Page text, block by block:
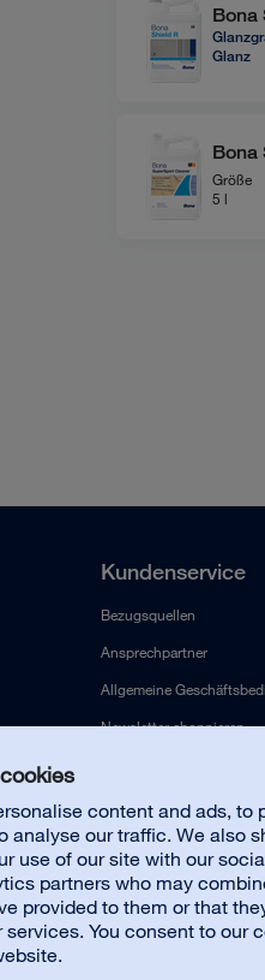
content and ads, to
analyse our traffic. We also
use of our site with our
partners who may
provided to them or that
You consent to our
Bona
Glanz
Bona
Größe
5 l
Kundenservice
Bezugsquellen
Ansprechpartner
Allgemeine
Newsletter abonnieren